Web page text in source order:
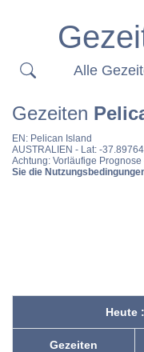
Alle
Gezeiten
EN: Pelican Island
AUSTRALIEN - Lat: -
Achtung: Vorläufige
Sie die
Heute
Gezeiten